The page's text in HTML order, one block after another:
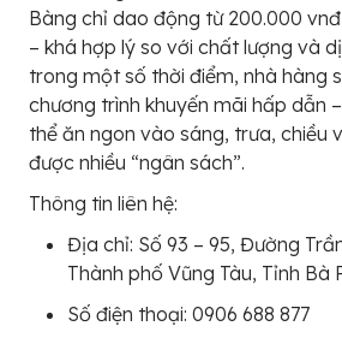
Bàng chỉ dao động từ 200.000
– khá hợp lý so với chất lượng và
trong một số thời điểm, nhà hàng
chương trình khuyến mãi hấp dẫn
thể ăn ngon vào sáng, trưa, chiều
được nhiều “ngân sách”.
Thông tin liên hệ:
Địa chỉ: Số 93 – 95, Đường
Thành phố Vũng Tàu, Tỉnh Bà
Số điện thoại: 0906 688 877